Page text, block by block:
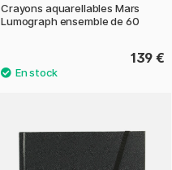
Crayons aquarellables Mars
Lumograph ensemble de 60
139 €